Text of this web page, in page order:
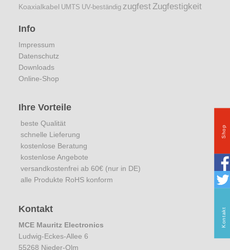
Koaxialkabel UMTS UV-beständig zugfest Zugfestigkeit
Info
Impressum
Datenschutz
Downloads
Online-Shop
Ihre Vorteile
beste Qualität
schnelle Lieferung
kostenlose Beratung
kostenlose Angebote
versandkostenfrei ab 60€ (nur in DE)
alle Produkte RoHS konform
Kontakt
MCE Mauritz Electronics
Ludwig-Eckes-Allee 6
55268 Nieder-Olm
Shop
Kontakt